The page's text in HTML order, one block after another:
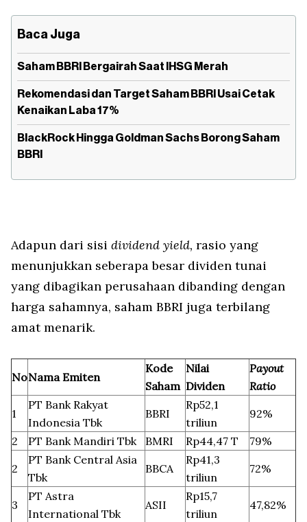
Baca Juga
Saham BBRI Bergairah Saat IHSG Merah
Rekomendasi dan Target Saham BBRI Usai Cetak
Kenaikan Laba 17%
BlackRock Hingga Goldman Sachs Borong Saham
BBRI
Adapun dari sisi dividend yield, rasio yang
menunjukkan seberapa besar dividen tunai
yang dibagikan perusahaan dibanding dengan
harga sahamnya, saham BBRI juga terbilang
amat menarik.
NoNama Emiten
Kode
Saham
Nilai
Dividen
Payout
Ratio
1
PT Bank Rakyat
Indonesia Tbk
BBRI
Rp52,1
triliun
92%
2
PT Bank Mandiri Tbk BMRI Rp44,47 T
79%
2
PT Bank Central Asia
Tbk
BBCA
Rp41,3
triliun
72%
3
PT Astra
International Tbk
ASII
Rp15,7
triliun
47,82%